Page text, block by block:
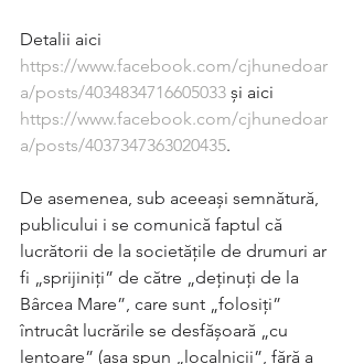
Detalii aici
https://www.facebook.com/cjhunedoar
a/posts/4034834716605033 și aici
https://www.facebook.com/cjhunedoar
a/posts/4037347363020435.
De asemenea, sub aceeași semnătură,
publicului i se comunică faptul că
lucrătorii de la societățile de drumuri ar
fi „sprijiniți” de către „deținuți de la
Bârcea Mare”, care sunt „folosiți”
întrucât lucrările se desfășoară „cu
lentoare” (așa spun „localnicii”, fără a